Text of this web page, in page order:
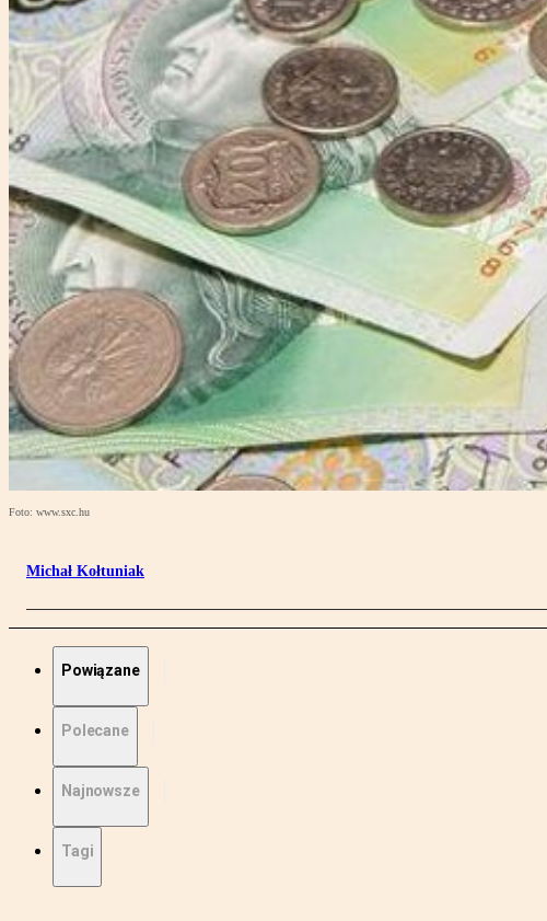
Foto: www.sxc.hu
Michał Kołtuniak
Powiązane
Polecane
Najnowsze
Tagi